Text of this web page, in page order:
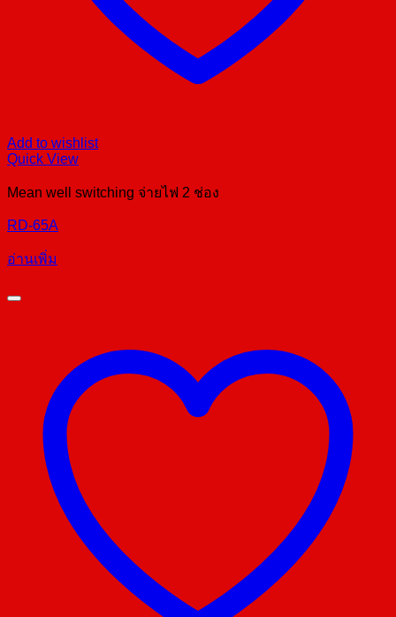
Add to wishlist
Quick View
Mean well switching จ่ายไฟ 2 ช่อง
RD-65A
อ่านเพิ่ม